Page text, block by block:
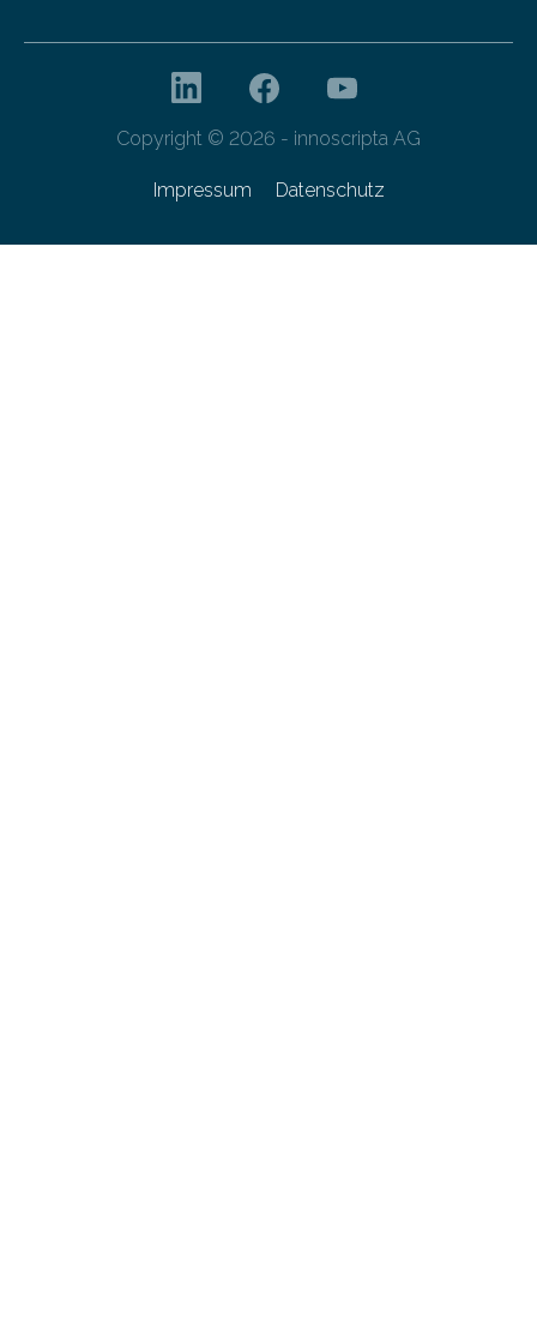
Copyright © 2026 - innoscripta AG
Impressum Datenschutz